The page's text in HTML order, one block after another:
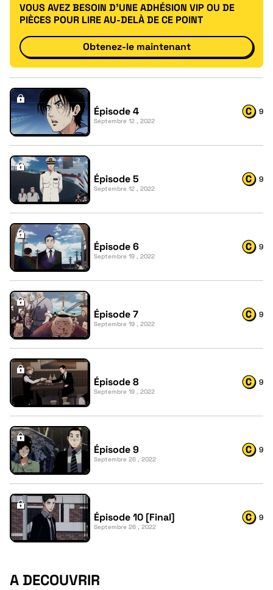
VOUS AVEZ BESOIN D'UNE ADHÉSION VIP OU DE
PIÈCES POUR LIRE AU-DELÀ DE CE POINT
Obtenez-le maintenant
Épisode 4
Septembre 12 , 2022
9
Épisode 5
Septembre 12 , 2022
9
Épisode 6
Septembre 19 , 2022
9
Épisode 7
Septembre 19 , 2022
9
Épisode 8
Septembre 19 , 2022
9
Épisode 9
Septembre 26 , 2022
9
Épisode 10 [Final]
Septembre 26 , 2022
9
A DECOUVRIR